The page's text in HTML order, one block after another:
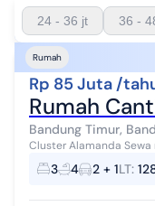
24 - 36 jt 36 -
Rumah
Rp 85 Juta /
Rumah
Bandung Timur,
Cluster Alamanda
deposit 10%
3 4 2 + 1LT: